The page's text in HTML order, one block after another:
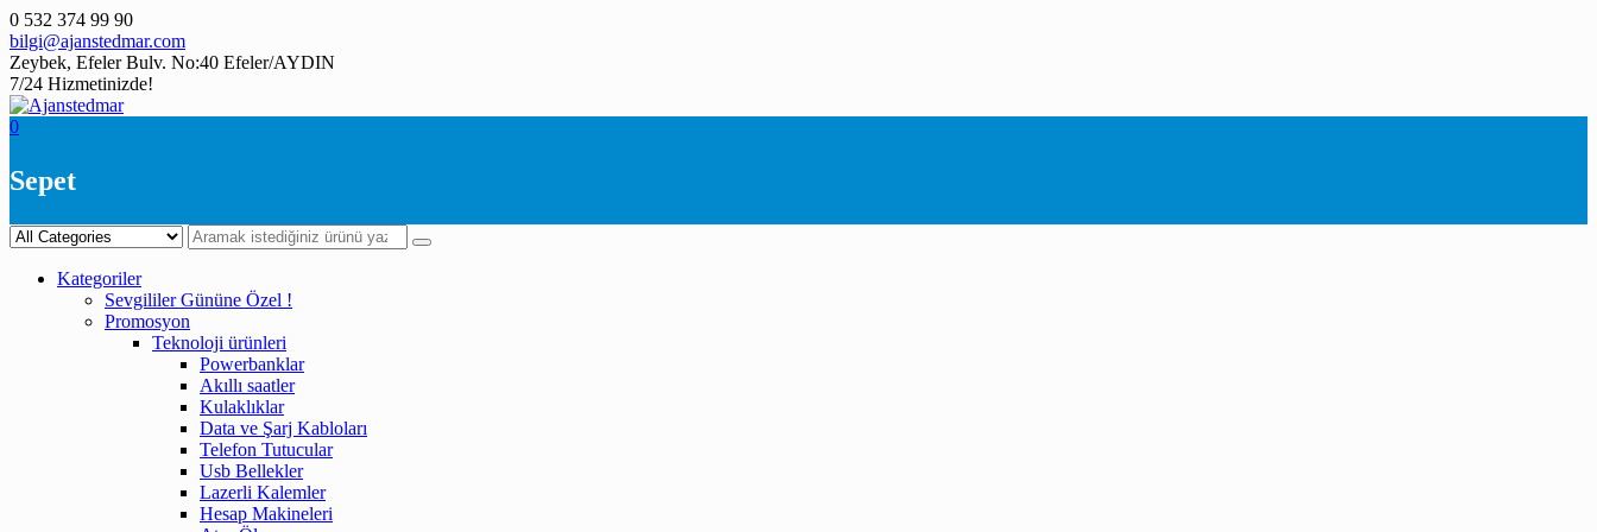
Skip
to
content
0 532 374 99 90
bilgi@ajanstedmar.com
Zeybek, Efeler Bulv. No:40 Efeler/AYDIN
7/24 Hizmetinizde!
0
Sepet
Kategoriler
Sevgililer Gününe Özel !
Promosyon
Teknoloji ürünleri
Powerbanklar
Akıllı saatler
Kulaklıklar
Data ve Şarj Kabloları
Telefon Tutucular
Usb Bellekler
Lazerli Kalemler
Hesap Makineleri